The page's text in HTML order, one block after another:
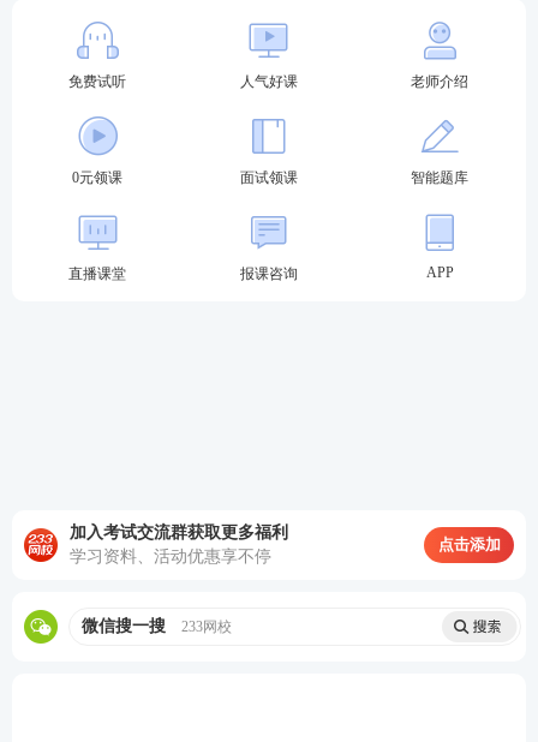
轻松松，教师资格证面试通过率高，在70%左右。
1、报名条件：幼儿和小学具有大专及以上学历就可报
考，中学报考需本科学历(部分地区初中学历大专即
2、考试难度：高中>中职>初中>小学>幼儿，三个学
②考完初中教师资格证→升级考高中教师资格证→也
③考完高中教师资格证→可以转战考幼儿教师资格证
免费试听 人气好课 老师介绍
0元领课 面试领课 智能题库
直播课堂 报课咨询 APP
加入考试交流群获取更多福利
学习资料、活动优惠享不停
点击添加
微信搜一搜 233网校